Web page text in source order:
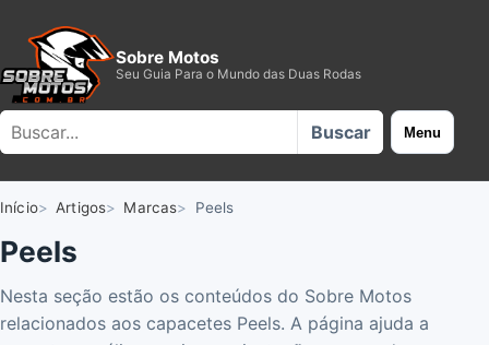
Sobre Motos
Seu Guia Para o Mundo das Duas Rodas
Buscar no site Buscar Menu
Início Artigos Marcas Peels
Peels
Nesta seção estão os conteúdos do Sobre Motos
relacionados aos capacetes Peels. A página ajuda a